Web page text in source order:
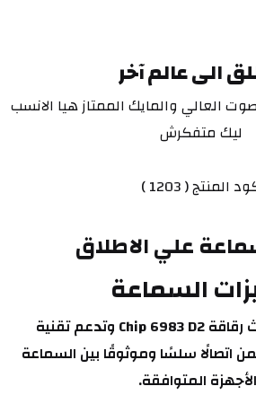
الى عالم آخر
ليك متفكرش
المنتج ( 1203 )
علي الاطلاق
السماعة
المتوافقة.